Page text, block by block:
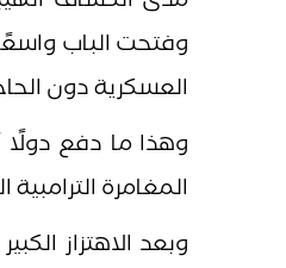
وفتحت الباب
العسكرية دون
وهذا ما دفع دولًا
المغامرة الترامبية
وبعد الاهتزاز